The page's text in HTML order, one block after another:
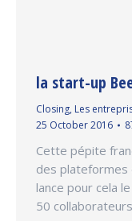
la start-up
Closing, Les
25 October 2016
Cette pépite
des plateformes
lance pour cela
50